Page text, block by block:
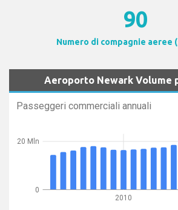
90
Numero di compagnie aeree
Aeroporto Newark Volume
Passeggeri commerciali annuali
2010
0
20 Mln